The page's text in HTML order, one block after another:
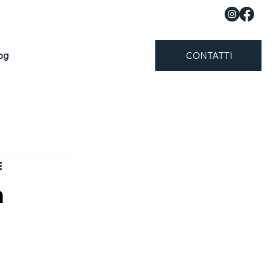
CONTATTI